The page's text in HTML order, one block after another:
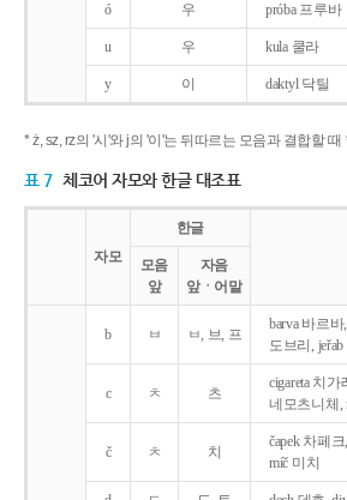
ó 우 próba 프루바
u 우 kula 쿨라
y 이 daktyl 닥틸
* ż, sz, rz의 '시'와 j의 '이'는 뒤따르는 모음과 결합할
표 7 체코어 자모와 한글 대조표
자모
한글
모음
앞
자음
앞ㆍ어말
b ㅂ ㅂ, 브, 프
barva 바르
도브리,
c ㅊ 츠
cigareta 치가
네모츠니체,
č ㅊ 치
čapek 차페
míč 미치